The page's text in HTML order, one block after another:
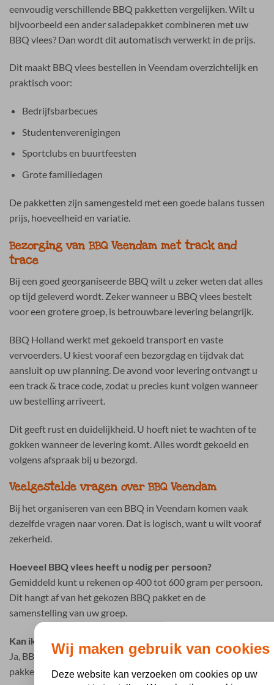
eenvoudig verschillende BBQ pakketten vergelijken. Wilt u
bijvoorbeeld een ander saladepakket combineren met uw
BBQ vlees? Dan wordt dit automatisch verwerkt in de prijs.
Dit maakt BBQ vlees bestellen in Veendam overzichtelijk en
praktisch voor:
Bedrijfsbarbecues
Studentenverenigingen
Sportclubs en buurtfeesten
Grote familiedagen
De pakketten zijn samengesteld met een goede balans tussen
prijs, hoeveelheid en variatie.
Bezorging van BBQ Veendam met track and
trace
Bij een goed georganiseerde BBQ wilt u zeker weten dat alles
op tijd geleverd wordt. Zeker wanneer u BBQ vlees bestelt
voor een grotere groep, is betrouwbare levering belangrijk.
BBQ Holland werkt met gekoeld transport en vaste
vervoerders. U kiest vooraf een bezorgdag en tijdvak dat
aansluit op uw planning. De avond voor levering ontvangt u
een track & trace code, zodat u precies kunt volgen wanneer
uw bestelling arriveert.
Dit geeft rust en duidelijkheid. U hoeft niet te wachten of te
gokken wanneer de levering komt. Alles wordt gekoeld en
volgens afspraak bij u bezorgd.
Veelgestelde vragen over BBQ Veendam
Bij het organiseren van een BBQ in Veendam komen vaak
dezelfde vragen naar voren. Dat is logisch, want u wilt vooraf
zekerheid.
Hoeveel BBQ vlees heeft u nodig per persoon?
Gemiddeld kunt u rekenen op 400 tot 600 gram per persoon.
Dit hangt af van het gekozen BBQ pakket en de
samenstelling van uw groep.
Kan ik eenvoudig BBQ vlees bestellen voor grote groepen?
Ja, BBQ Holland is gespecialiseerd in complete BBQ
pakketten voor groepen. Hierdoor hoeft u niet alles los
Wij maken gebruik van cookies
Deze website kan verzoeken om cookies op uw